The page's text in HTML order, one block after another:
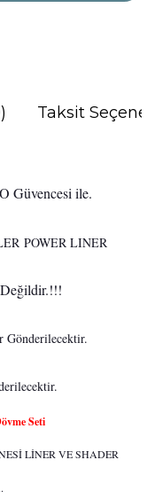
Taksit
Güvencesi ile.
POWER LINER
Seti
LİNER VE SHADER